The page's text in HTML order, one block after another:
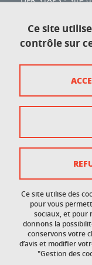
38400 Saint-
Contact
Crédits
Gestion des
Accessibilité :
Politique des
Ce site
contrôle sur
Ce site utilise des
pour vous
sociaux, et pour
donnons la
conservons votre
d’avis et modifier
"Gestion des